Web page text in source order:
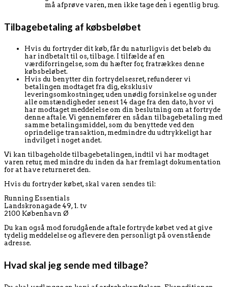
må afprøve varen, men ikke tage den i egentlig brug.
Tilbagebetaling af købsbeløbet
Hvis du fortryder dit køb, får du naturligvis det beløb du
har indbetalt til os, tilbage. I tilfælde af en
værdiforringelse, som du hæfter for, fratrækkes denne
købsbeløbet.
Hvis du benytter din fortrydelsesret, refunderer vi
betalingen modtaget fra dig, eksklusiv
leveringsomkostninger, uden unødig forsinkelse og under
alle omstændigheder senest 14 dage fra den dato, hvor vi
har modtaget meddelelse om din beslutning om at fortryde
denne aftale. Vi gennemfører en sådan tilbagebetaling med
samme betalingsmiddel, som du benyttede ved den
oprindelige transaktion, medmindre du udtrykkeligt har
indvilget i noget andet.
Vi kan tilbageholde tilbagebetalingen, indtil vi har modtaget
varen retur, med mindre du inden da har fremlagt dokumentation
for at have returneret den.
Hvis du fortryder købet, skal varen sendes til:
Running Essentials
Landskronagade 49, 1. tv
2100 København Ø
Du kan også mod forudgående aftale fortryde købet ved at give
tydelig meddelelse og aflevere den personligt på ovenstående
adresse.
Hvad skal jeg sende med tilbage?